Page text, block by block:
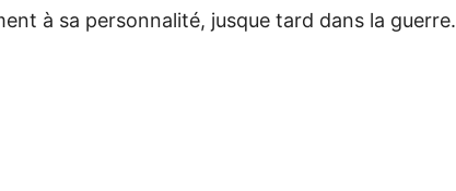
à sa personnalité, jusque tard dans la guerre.